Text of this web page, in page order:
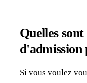
Quelles
d'admission
Si vous voulez